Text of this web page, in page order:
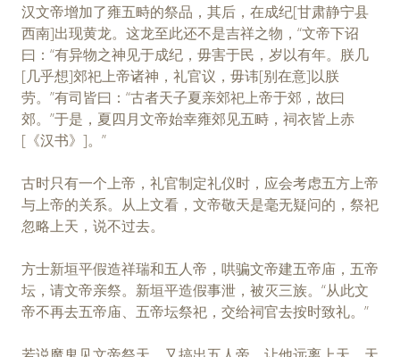
汉文帝增加了雍五畤的祭品，其后，在成纪[甘肃静宁县
西南]出现黄龙。这龙至此还不是吉祥之物，“文帝下诏
曰：“有异物之神见于成纪，毋害于民，岁以有年。朕几
[几乎想]郊祀上帝诸神，礼官议，毋讳[别在意]以朕
劳。”有司皆曰：“古者天子夏亲郊祀上帝于郊，故曰
郊。”于是，夏四月文帝始幸雍郊见五畤，祠衣皆上赤
[《汉书》]。”
古时只有一个上帝，礼官制定礼仪时，应会考虑五方上帝
与上帝的关系。从上文看，文帝敬天是毫无疑问的，祭祀
忽略上天，说不过去。
方士新垣平假造祥瑞和五人帝，哄骗文帝建五帝庙，五帝
坛，请文帝亲祭。新垣平造假事泄，被灭三族。“从此文
帝不再去五帝庙、五帝坛祭祀，交给祠官去按时致礼。”